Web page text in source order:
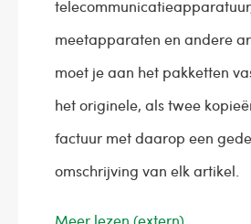
meetapparaten en andere
moet je aan het pakketten
het originele, als twee
factuur met daarop een
omschrijving van elk artikel.
Meer lezen (extern)